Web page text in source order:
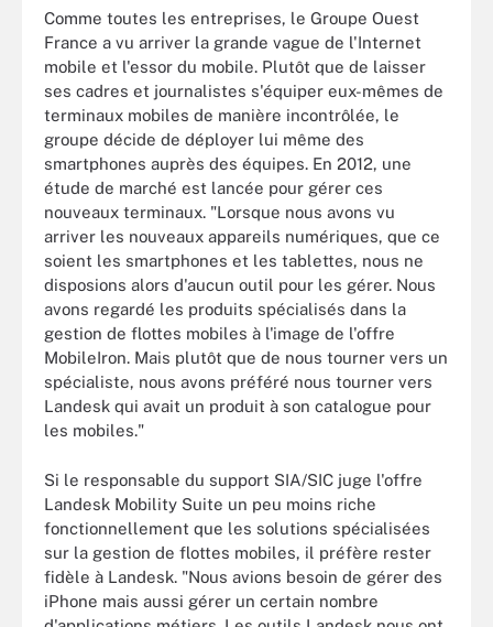
Comme toutes les entreprises, le Groupe Ouest
France a vu arriver la grande vague de l'Internet
mobile et l'essor du mobile. Plutôt que de laisser
ses cadres et journalistes s'équiper eux-mêmes de
terminaux mobiles de manière incontrôlée, le
groupe décide de déployer lui même des
smartphones auprès des équipes. En 2012, une
étude de marché est lancée pour gérer ces
nouveaux terminaux. "Lorsque nous avons vu
arriver les nouveaux appareils numériques, que ce
soient les smartphones et les tablettes, nous ne
disposions alors d'aucun outil pour les gérer. Nous
avons regardé les produits spécialisés dans la
gestion de flottes mobiles à l'image de l'offre
MobileIron. Mais plutôt que de nous tourner vers un
spécialiste, nous avons préféré nous tourner vers
Landesk qui avait un produit à son catalogue pour
les mobiles."
Si le responsable du support SIA/SIC juge l'offre
Landesk Mobility Suite un peu moins riche
fonctionnellement que les solutions spécialisées
sur la gestion de flottes mobiles, il préfère rester
fidèle à Landesk. "Nous avions besoin de gérer des
iPhone mais aussi gérer un certain nombre